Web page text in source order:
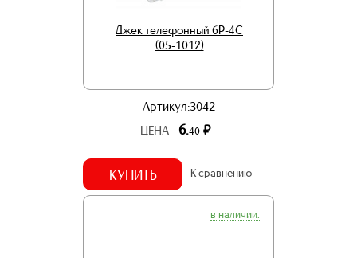
Джек телефонный 6P-4C
(05-1012)
Артикул:3042
ЦЕНА
6.40 р.
КУПИТЬ К сравнению
в наличии.